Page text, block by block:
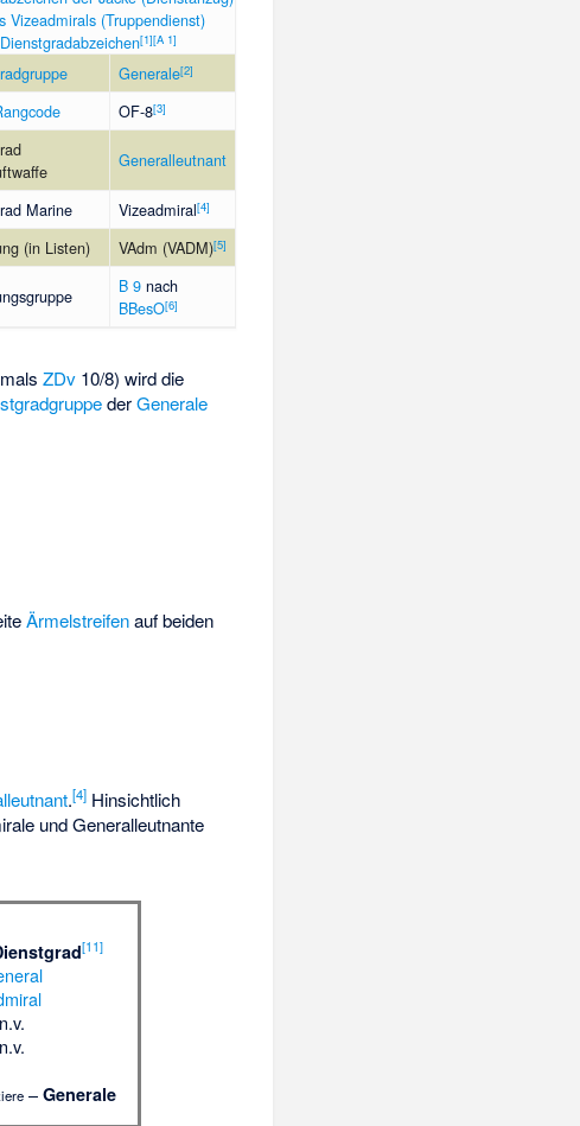
Dienstgradabzeichen[1][A 1]
Generale[2]
OF-8[3]
Generalleutnant
Marine Vizeadmiral[4]
(in Listen) VAdm (VADM)[5]
B 9nach
BBesO[6]
ZDv 10/8) wird die
derGenerale
Ärmelstreifenauf beiden
.[4] Hinsichtlich
und Generalleutnante
[11]
n.v.
n.v.
–Generale